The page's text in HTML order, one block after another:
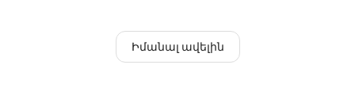
Իմանալ ավելին